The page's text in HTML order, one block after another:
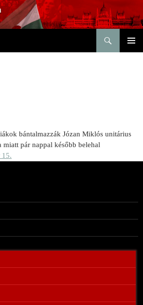
bántalmazzák Józan Miklós unitárius
pár nappal később belehal
15.